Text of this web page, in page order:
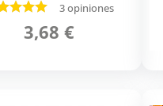
3 opiniones
3,68 €